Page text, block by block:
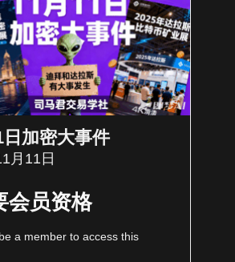
日加密大事件
月11日
会员资格
a member to access this